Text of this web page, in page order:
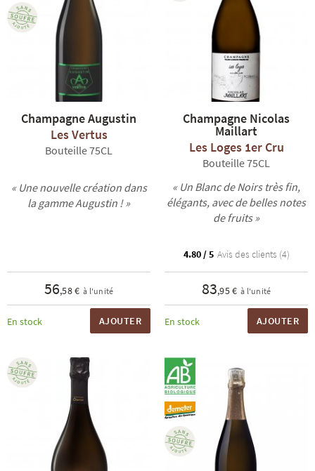
Champagne Augustin
Les Vertus
Bouteille 75CL
« Une nouvelle création dans
la gamme Augustin ! »
56,58 € à l'unité
En stock AJOUTER
Champagne Nicolas
Maillart
Les Loges 1er Cru
Bouteille 75CL
« Un Blanc de Noirs très fin,
élégants, avec de belles notes
de fruits »
4.80 / 5 Avis des clients (4)
83,95 € à l'unité
En stock AJOUTER